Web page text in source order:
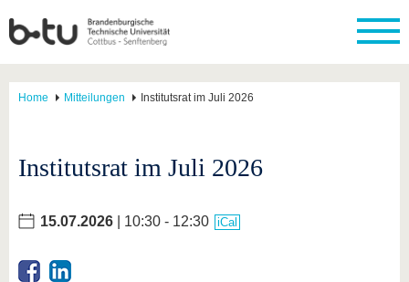
Home Mitteilungen Institutsrat im Juli 2026
Institutsrat im Juli 2026
15.07.2026 | 10:30 - 12:30 iCal